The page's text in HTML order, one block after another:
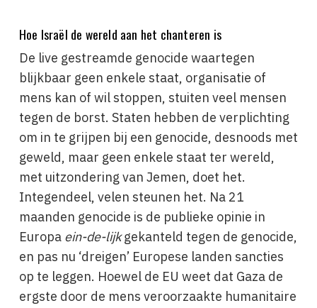
Hoe Israël de wereld aan het chanteren is
De live gestreamde genocide waartegen
blijkbaar geen enkele staat, organisatie of
mens kan of wil stoppen, stuiten veel mensen
tegen de borst. Staten hebben de verplichting
om in te grijpen bij een genocide, desnoods met
geweld, maar geen enkele staat ter wereld,
met uitzondering van Jemen, doet het.
Integendeel, velen steunen het. Na 21
maanden genocide is de publieke opinie in
Europaein-de-lijkgekanteld tegen de genocide,
en pas nu ‘dreigen’ Europese landen sancties
op te leggen. Hoewel de EU weet dat Gaza de
ergste door de mens veroorzaakte humanitaire